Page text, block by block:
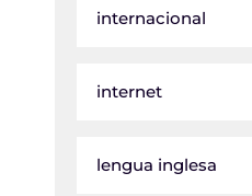
internacional
internet
lengua inglesa